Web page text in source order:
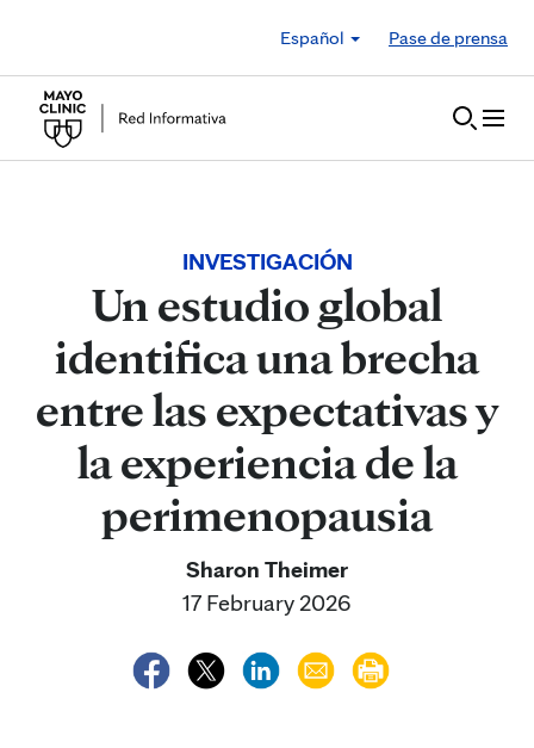
Español
Pase de prensa
INVESTIGACIÓN
Un estudio global
identifica una brecha
entre las expectativas y
la experiencia de la
perimenopausia
Sharon Theimer
17 February 2026